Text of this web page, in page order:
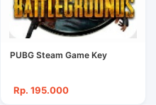
PUBG Steam Game Key
Rp. 195.000